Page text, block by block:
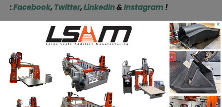
:Facebook,Twitter,LinkedIn&Instagram !
X WhatsApp Linkedin
×